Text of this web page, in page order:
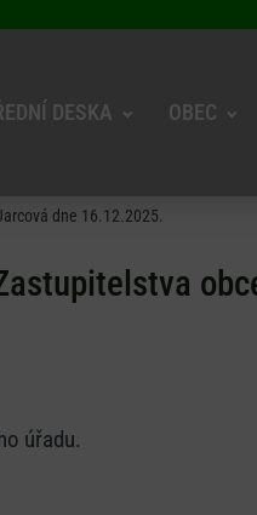
DESKA OBEC
dne 16.12.2025.
úřadu.